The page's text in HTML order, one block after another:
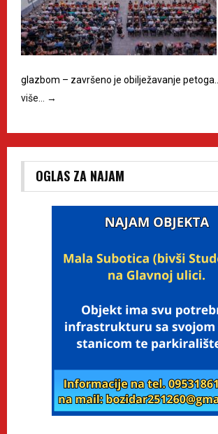
glazbom – završeno je obilježavanje petoga…
više…
→
OGLAS ZA NAJAM